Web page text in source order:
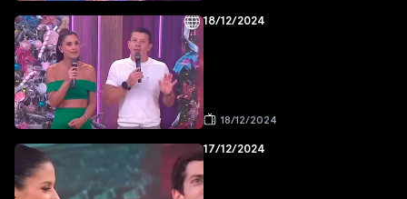
18/12/2024
18/12/2024
17/12/2024